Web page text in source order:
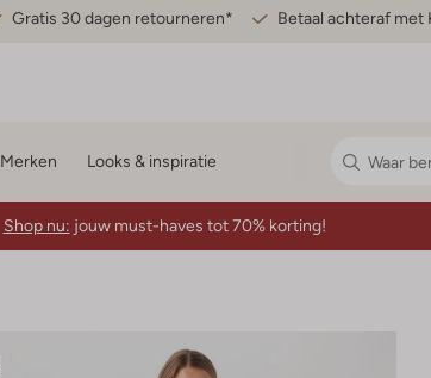
Gratis 30 dagen retourneren* Betaal achteraf met
Merken Looks & inspiratie
Shop nu: jouw must-haves tot 70% korting!